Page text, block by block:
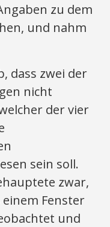
zu dem
und nahm
dass zwei der
nicht
der vier
sein soll.
zwar,
einem Fenster
und